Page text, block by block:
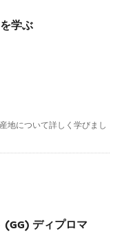
学ぶ
地について詳しく学びまし
(GG) ディプロマ